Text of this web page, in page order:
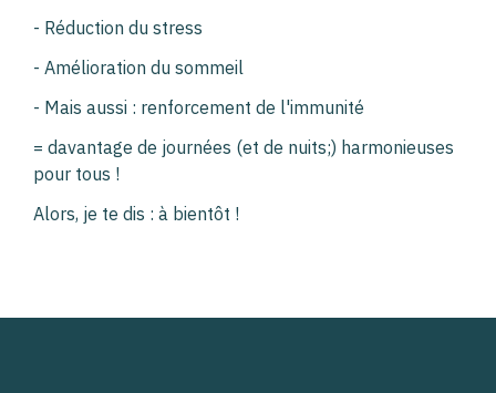
- Réduction du stress
- Amélioration du sommeil
- Mais aussi : renforcement de l'immunité
= davantage de journées (et de nuits;) harmonieuses
pour tous !
Alors, je te dis : à bientôt !